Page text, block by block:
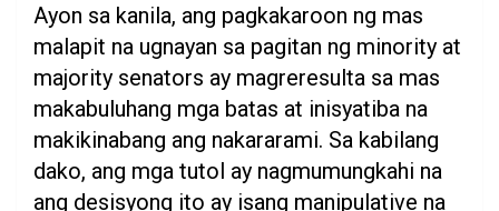
Ayon sa kanila, ang pagkakaroon ng mas
malapit na ugnayan sa pagitan ng minority at
majority senators ay magreresulta sa mas
makabuluhang mga batas at inisyatiba na
makikinabang ang nakararami. Sa kabilang
dako, ang mga tutol ay nagmumungkahi na
ang desisyong ito ay isang manipulative na